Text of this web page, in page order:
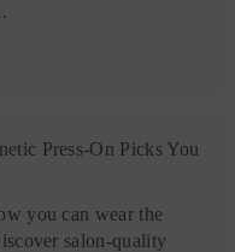
Press-On Picks You
you can wear the
salon-quality